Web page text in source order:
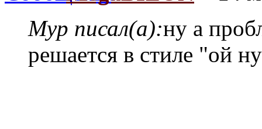
Myp писал(а):ну а
решается в стиле "ой